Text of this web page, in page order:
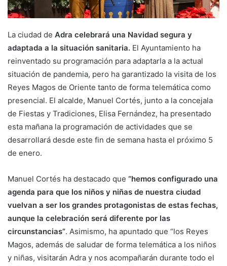
La ciudad de Adra celebrará una Navidad segura y
adaptada a la situación sanitaria. El Ayuntamiento ha
reinventado su programación para adaptarla a la actual
situación de pandemia, pero ha garantizado la visita de los
Reyes Magos de Oriente tanto de forma telemática como
presencial. El alcalde, Manuel Cortés, junto a la concejala
de Fiestas y Tradiciones, Elisa Fernández, ha presentado
esta mañana la programación de actividades que se
desarrollará desde este fin de semana hasta el próximo 5
de enero.
Manuel Cortés ha destacado que “hemos configurado una
agenda para que los niños y niñas de nuestra ciudad
vuelvan a ser los grandes protagonistas de estas fechas,
aunque la celebración será diferente por las
circunstancias”. Asimismo, ha apuntado que “los Reyes
Magos, además de saludar de forma telemática a los niños
y niñas, visitarán Adra y nos acompañarán durante todo el